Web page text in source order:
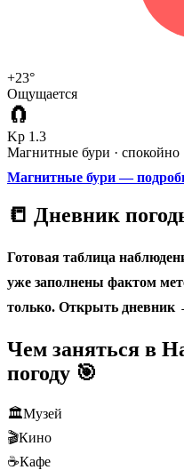
+23°
Ощущается
🧲
Kp 1.3
Магнитные бури · спокойно
Магнитные бури —
📒 Дневник
Готовая таблица
уже заполнены фактом
только. Открыть дневник
Чем заняться в
погоду 🎯
🏛️Музей
🎬Кино
☕Кафе